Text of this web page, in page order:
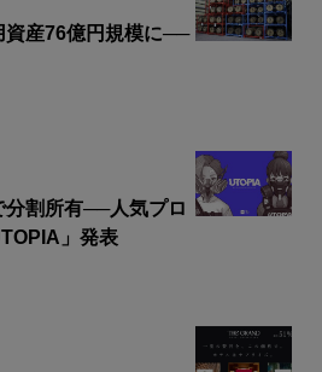
資産76億円規模に──
分割所有──人気プロ
」発表